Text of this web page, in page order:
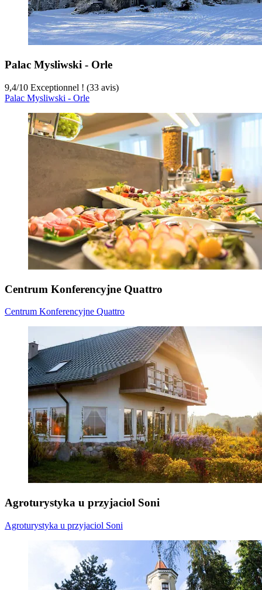
Palac Mysliwski - Orle
9,4/10 Exceptionnel ! (33 avis)
Palac Mysliwski - Orle
Centrum Konferencyjne Quattro
Centrum Konferencyjne Quattro
Agroturystyka u przyjaciol Soni
Agroturystyka u przyjaciol Soni